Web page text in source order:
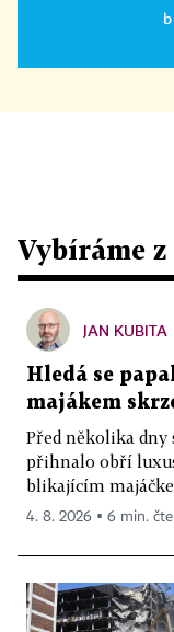
Vybíráme z
JAN KUBITA
Hledá se
majákem
Před několika dny
přihnalo obří
blikajícím
4. 8. 2026 ▪ 6 min.